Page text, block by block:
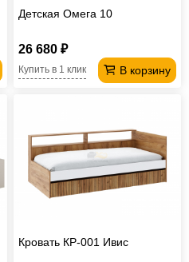
Детская Омега 10
26 680 ₽
В корзину
Купить в 1 клик
Кровать КР-001 Ивис